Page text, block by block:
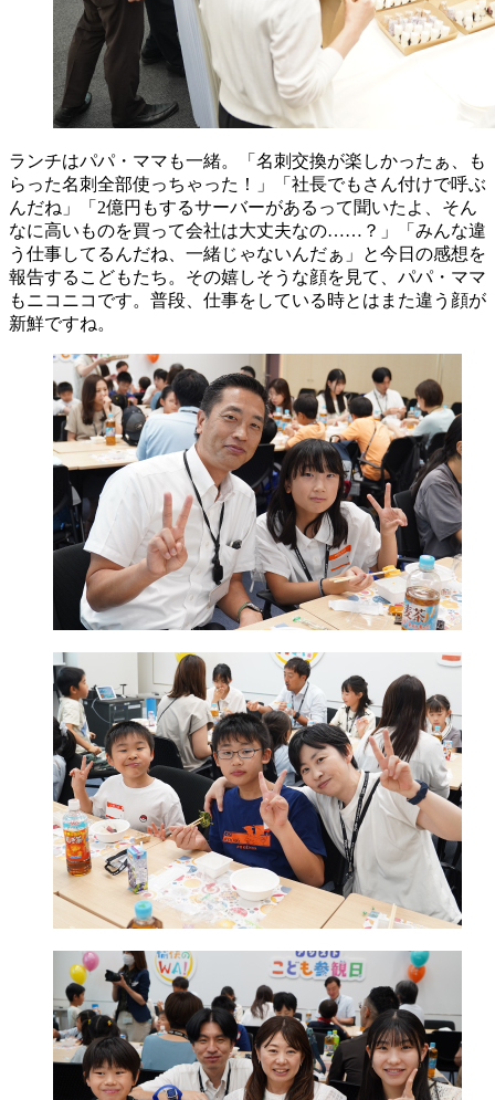
ランチはパパ・ママも一緒。「名刺交換が楽しかったぁ、も
らった名刺全部使っちゃった！」「社長でもさん付けで呼ぶ
んだね」「2億円もするサーバーがあるって聞いたよ、そん
なに高いものを買って会社は大丈夫なの……？」「みんな違
う仕事してるんだね、一緒じゃないんだぁ」と今日の感想を
報告するこどもたち。その嬉しそうな顔を見て、パパ・ママ
もニコニコです。普段、仕事をしている時とはまた違う顔が
新鮮ですね。